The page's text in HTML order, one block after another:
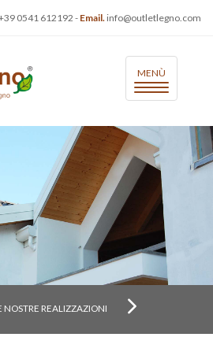
0541 612192 - Email. info@outletlegno.com
Toggle
Navigation
MENÙ
NOSTRE REALIZZAZIONI